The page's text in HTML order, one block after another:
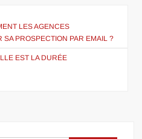
LES AGENCES
PROSPECTION PAR EMAIL ?
EST LA DURÉE